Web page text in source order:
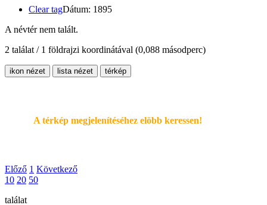
Clear tagDátum: 1895
A névtér nem talált.
2 találat / 1 földrajzi koordinátával (0,088 másodperc)
ikon nézet lista nézet térkép
A térkép megjelenítéséhez elöbb keressen!
Előző 1 Következő
10 20 50
találat